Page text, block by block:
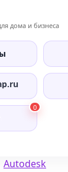
дома и бизнеса
0
Autodesk